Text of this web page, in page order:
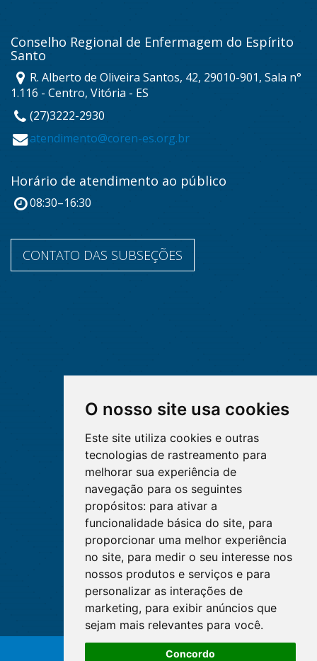
O nosso site usa cookies
Este site utiliza cookies e outras
tecnologias de rastreamento para
melhorar sua experiência de
navegação para os seguintes
propósitos: para ativar a
funcionalidade básica do site, para
proporcionar uma melhor experiência
no site, para medir o seu interesse nos
nossos produtos e serviços e para
personalizar as interações de
marketing, para exibir anúncios que
sejam mais relevantes para você.
Concordo
Conselho Regional de Enfermagem do Espírito
Santo
R. Alberto de Oliveira Santos, 42, 29010-901, Sala n°
1.116 - Centro, Vitória - ES
(27)3222-2930
atendimento@coren-es.org.br
Horário de atendimento ao público
08:30–16:30
CONTATO DAS SUBSEÇÕES